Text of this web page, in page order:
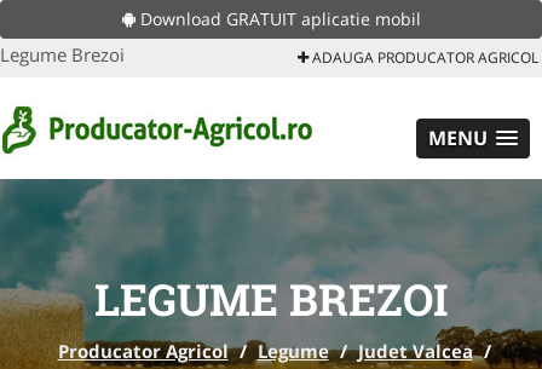
Download GRATUIT aplicatie mobil
Legume Brezoi ADAUGA PRODUCATOR AGRICOL
MENU
LEGUME BREZOI
Producator Agricol / Legume / Judet Valcea /